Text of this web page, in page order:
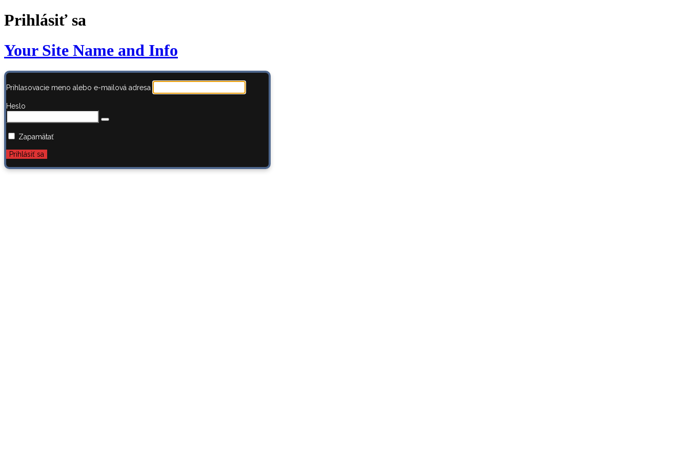
Prihlásiť sa
Your Site Name and Info
Prihlasovacie meno alebo e-mailová adresa
Heslo
Zapamätať